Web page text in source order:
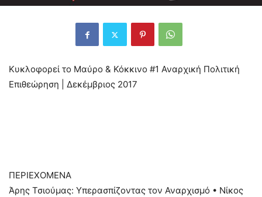
Κυκλοφορεί το Μαύρο & Κόκκινο #1 Αναρχική Πολιτική
Επιθεώρηση | Δεκέμβριος 2017
ΠΕΡΙΕΧΟΜΕΝΑ
Άρης Τσιούμας: Υπερασπίζοντας τον Αναρχισμό • Νίκος